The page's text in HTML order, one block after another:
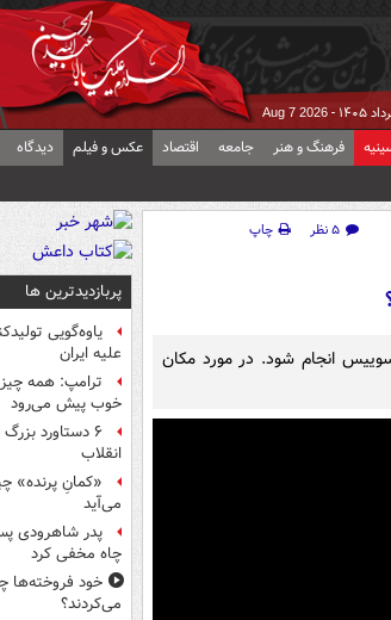
Aug 7 2026
فرهنگ و هنر جامعه اقتصاد عکس و فیلم دیدگاه
۵ نظر
چاپ
انجام شود. در مورد مکان
پربازدیدترین ها
یاوه‌گویی
علیه ایران
ترامپ: همه چیز
خوب پیش می‌رود
انقلاب
«کمانِ پرنده»
می‌آید
پدر شاهرودی
چاه مخفی کرد
خود فروخته‌ها
می‌کردند؟